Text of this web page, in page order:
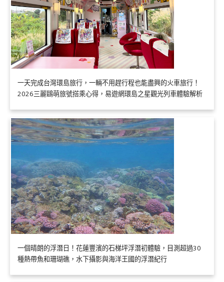
一天完成台灣環島旅行，一輛不用趕行程也能盡興的火車旅行！
2026三麗鷗萌旅號搭乘心得，易遊網環島之星觀光列車體驗解析
一個晴朗的浮潛日！花蓮豐濱的石梯坪浮潛初體驗，目測超過30
種熱帶魚和珊瑚礁，水下攝影與海洋王國的浮潛紀行